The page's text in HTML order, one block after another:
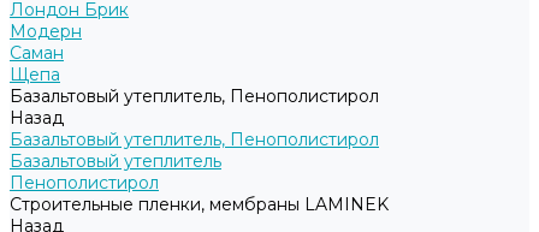
Лондон Брик
Модерн
Саман
Щепа
Базальтовый утеплитель, Пенополистирол
Назад
Базальтовый утеплитель, Пенополистирол
Базальтовый утеплитель
Пенополистирол
Строительные пленки, мембраны LAMINEK
Назад